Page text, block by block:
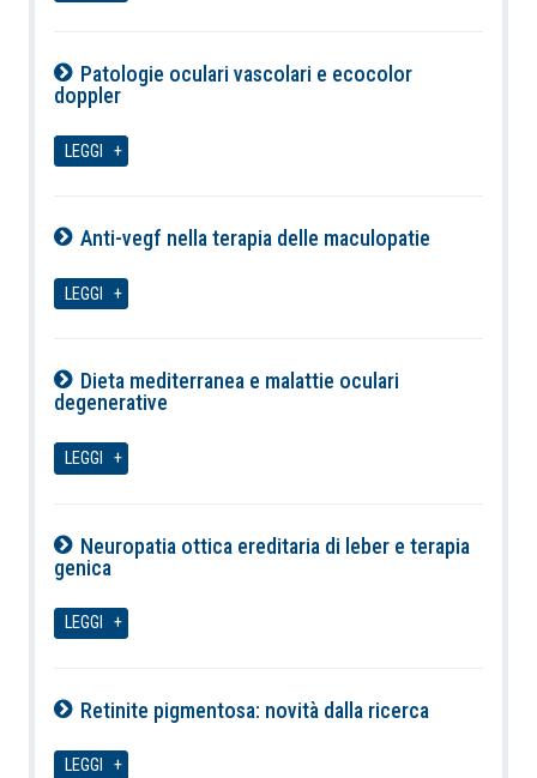
Patologie oculari vascolari e ecocolor
doppler
LEGGI
Anti-vegf nella terapia delle maculopatie
LEGGI
Dieta mediterranea e malattie oculari
degenerative
LEGGI
Neuropatia ottica ereditaria di leber e terapia
genica
LEGGI
Retinite pigmentosa: novità dalla ricerca
LEGGI